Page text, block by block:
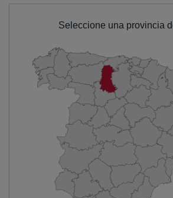
Seleccione una provincia